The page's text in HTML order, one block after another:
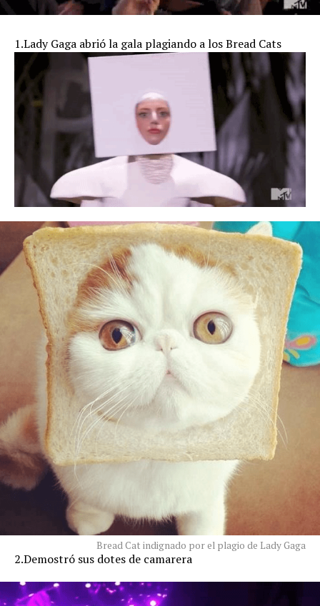
1.Lady Gaga abrió la gala plagiando a los Bread Cats
Bread Cat indignado por el plagio de Lady Gaga
2.Demostró sus dotes de camarera